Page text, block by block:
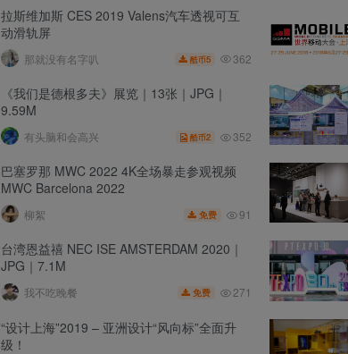
拉斯维加斯 CES 2019 Valens汽车透视可互
动滑轨屏
那就没有名字叭 酷币5 362
《我们是德根多夫》展览｜13张｜JPG｜
9.59M
有头脑和会高兴 酷币2 352
巴塞罗那 MWC 2022 4K全场暴走参观视频
MWC Barcelona 2022
柳絮 免费 91
台湾恩益禧 NEC ISE AMSTERDAM 2020｜
JPG｜7.1M
我不吃晚餐 免费 271
“设计上海”2019 – 亚洲设计“风向标”全面升
级！